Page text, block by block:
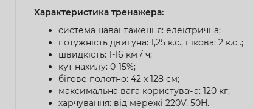
Характеристика тренажера:
система навантаження: електрична;
потужність двигуна: 1,25 к.с., пікова: 2 к.с .;
швидкість: 1-16 км / ч;
кут нахилу: 0-15%;
бігове полотно: 42 х 128 см;
максимальна вага користувача: 120 кг;
харчування: від мережі 220V, 50H.